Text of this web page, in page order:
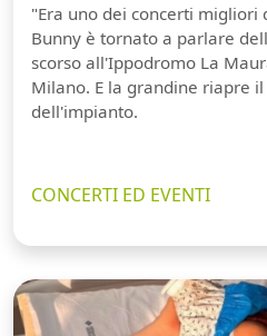
"Era uno dei concerti migliori
Bunny è tornato a parlare
scorso all'Ippodromo La
Milano. E la grandine riapre
dell'impianto.
CONCERTI ED EVENTI